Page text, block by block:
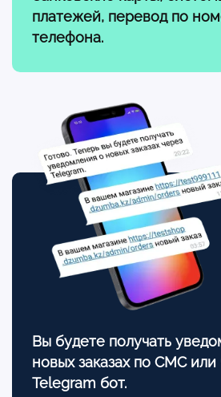
платежей, перевод по
телефона.
Вы будете получать
новыхзаказах по СМС или
Telegram бот.